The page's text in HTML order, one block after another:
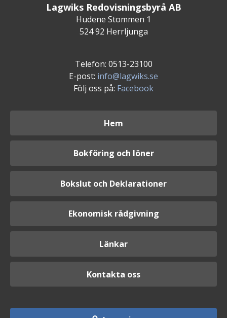
Lagwiks Redovisningsbyrå AB
Hudene Stommen 1
524 92 Herrljunga
Telefon: 0513-23100
E-post: info@lagwiks.se
Följ oss på: Facebook
Hem
Bokföring och löner
Bokslut och Deklarationer
Ekonomisk rådgivning
Länkar
Kontakta oss